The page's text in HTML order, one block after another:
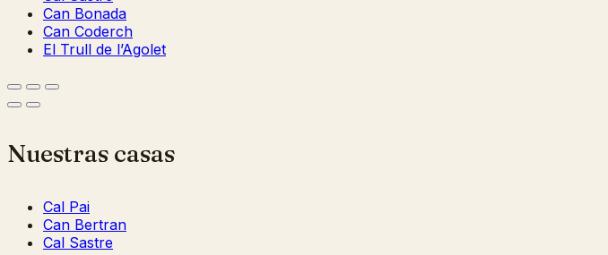
Can Bonada
Can Coderch
El Trull de l’Agolet
Nuestras casas
Cal Pai
Can Bertran
Cal Sastre